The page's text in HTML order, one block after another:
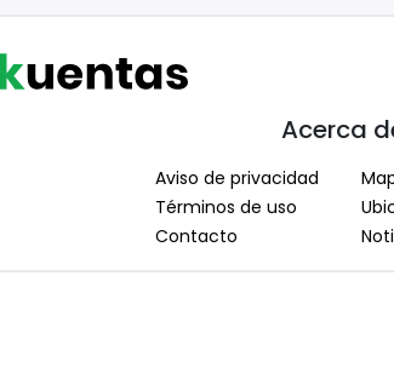
Acerca
Aviso de privacidad
Términos de uso
Contacto